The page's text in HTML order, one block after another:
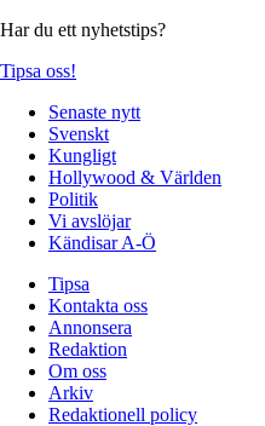
Har du ett nyhetstips?
Tipsa oss!
Senaste nytt
Svenskt
Kungligt
Hollywood & Världen
Politik
Vi avslöjar
Kändisar A-Ö
Tipsa
Kontakta oss
Annonsera
Redaktion
Om oss
Arkiv
Redaktionell policy